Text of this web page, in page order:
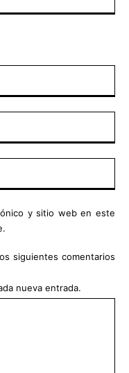
y sitio web en este
siguientes comentarios
nueva entrada.